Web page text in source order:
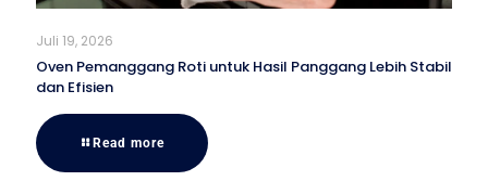
Juli 19, 2026
Oven Pemanggang Roti untuk Hasil Panggang Lebih Stabil
dan Efisien
Read more